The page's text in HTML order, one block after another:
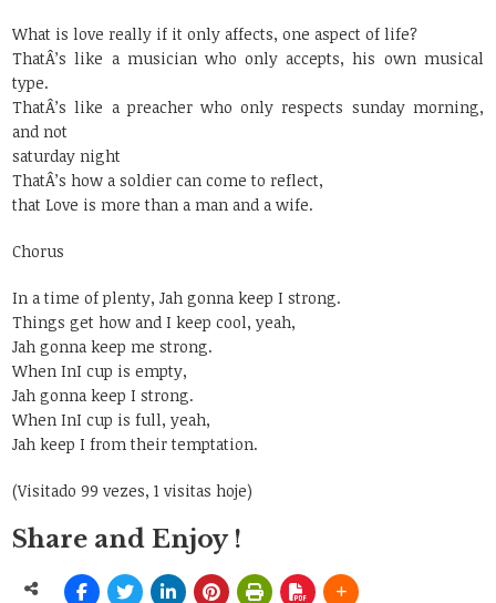
What is love really if it only affects, one aspect of life?
ThatÂ’s like a musician who only accepts, his own musical
type.
ThatÂ’s like a preacher who only respects sunday morning,
and not
saturday night
ThatÂ’s how a soldier can come to reflect,
that Love is more than a man and a wife.
Chorus
In a time of plenty, Jah gonna keep I strong.
Things get how and I keep cool, yeah,
Jah gonna keep me strong.
When InI cup is empty,
Jah gonna keep I strong.
When InI cup is full, yeah,
Jah keep I from their temptation.
(Visitado 99 vezes, 1 visitas hoje)
Share and Enjoy !